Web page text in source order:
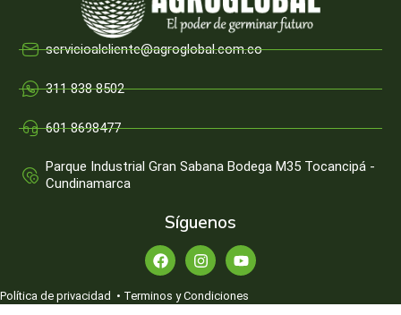
servicioalcliente@agroglobal.com.co
311 838 8502
601 8698477
Parque Industrial Gran Sabana Bodega M35 Tocancipá -
Cundinamarca
Síguenos
Política de privacidad • Terminos y Condiciones